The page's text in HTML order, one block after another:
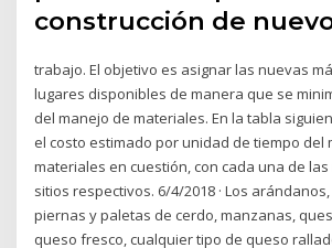
construcción de
trabajo. El objetivo es asignar las nuevas
lugares disponibles de manera que se
del manejo de materiales. En la tabla
el costo estimado por unidad de tiempo del
materiales en cuestión, con cada una de
sitios respectivos. 6/4/2018 · Los
piernas y paletas de cerdo, manzanas,
queso fresco, cualquier tipo de queso